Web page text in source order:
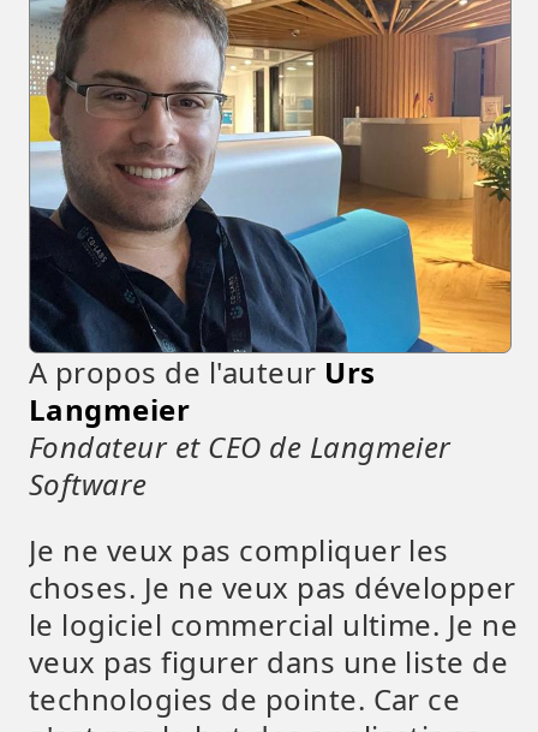
A propos de l'auteur Urs
Langmeier
Fondateur et CEO de Langmeier
Software
Je ne veux pas compliquer les
choses. Je ne veux pas développer
le logiciel commercial ultime. Je ne
veux pas figurer dans une liste de
technologies de pointe. Car ce